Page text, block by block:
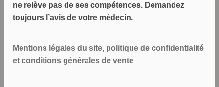
ne relève pas de ses compétences. Demandez
toujours l’avis de votre médecin.
Mentions légales du site, politique de confidentialité
et conditions générales de vente